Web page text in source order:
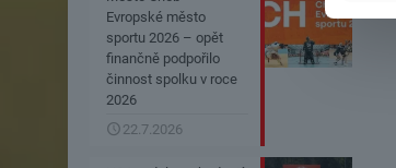
Evropské město
sportu 2026 – opět
finančně podpořilo
činnost spolku v roce
2026
22.7.2026